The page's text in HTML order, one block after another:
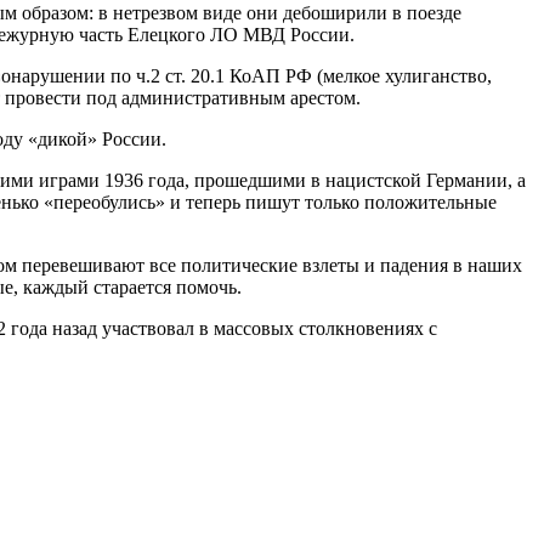
образом: в нетрезвом виде они дебоширили в поезде
часть Елецкого ЛО МВД России.
по ч.2 ст. 20.1 КоАП РФ (мелкое хулиганство,
под административным арестом.
«дикой» России.
играми 1936 года, прошедшими в нацистской Германии, а
«переобулись» и теперь пишут только положительные
перевешивают все политические взлеты и падения в наших
каждый старается помочь.
назад участвовал в массовых столкновениях с